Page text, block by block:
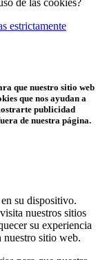
de las cookies?
estrictamente
que nuestro sitio web
que nos ayudan a
publicidad
de nuestra página.
su dispositivo.
nuestros sitios
su experiencia
nuestro sitio web.